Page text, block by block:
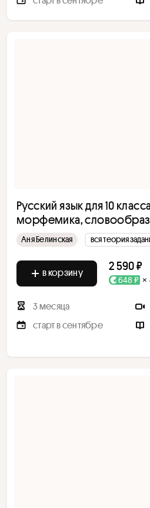
Русский язык для 10
морфемика,
Аня Белинская вся теория
в корзину 2 590 ₽
648 ₽ ×
3 месяца
старт в сентябре